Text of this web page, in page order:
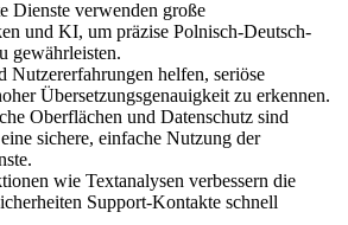
Dienste verwenden große
und KI, um präzise Polnisch-Deutsch-
gewährleisten.
Nutzererfahrungen helfen, seriöse
Übersetzungsgenauigkeit zu erkennen.
Oberflächen und Datenschutz sind
sichere, einfache Nutzung der
wie Textanalysen verbessern die
Support-Kontakte schnell